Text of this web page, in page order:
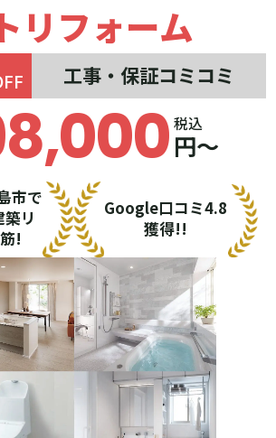
リフォーム
工事・保証コミコミ
円～
税込
市で
リ
筋!
Google口コミ4.8
獲得!!